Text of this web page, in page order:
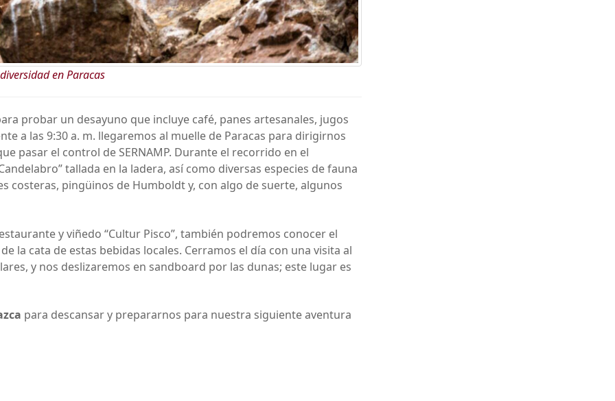
en Paracas
probar un desayuno que incluye café, panes artesanales, jugos
a las 9:30 a. m. llegaremos al muelle de Paracas para dirigirnos
pasar el control de SERNAMP. Durante el recorrido en el
tallada en la ladera, así como diversas especies de fauna
costeras, pingüinos de Humboldt y, con algo de suerte, algunos
y viñedo “Cultur Pisco”, también podremos conocer el
la cata de estas bebidas locales. Cerramos el día con una visita al
y nos deslizaremos en sandboard por las dunas; este lugar es
para descansar y prepararnos para nuestra siguiente aventura